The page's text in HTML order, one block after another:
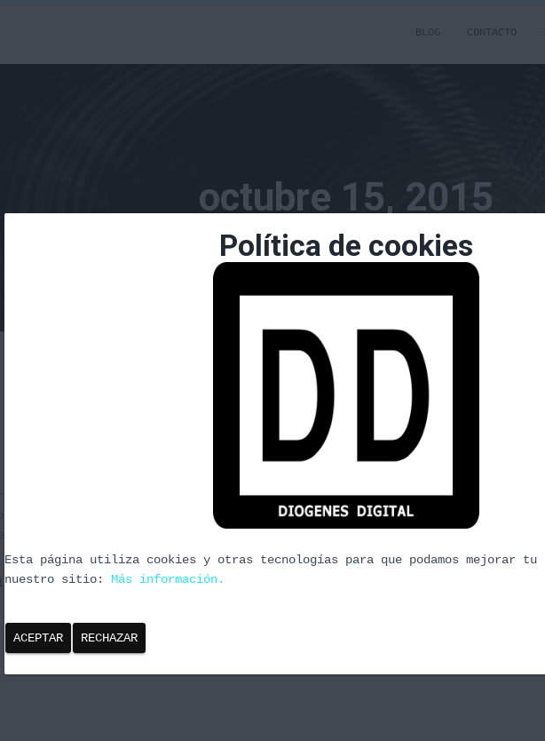
BLOG CONTACTO
octubre 15, 2015
y ed que, aunque la beta terminó y siguen apareciendo gameplays
ha dado un palo bien duro al descubrirse que el pase de temporada
años
Política de cookies
Esta página utiliza cookies y otras tecnologías para que podamos mejorar tu
nuestro sitio: Más información.
ACEPTAR RECHAZAR